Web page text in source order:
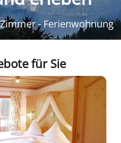
- Ferienwohnung
für Sie